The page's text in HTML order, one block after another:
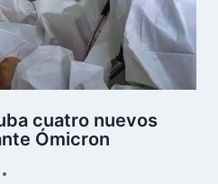
cuatro nuevos
Ómicron